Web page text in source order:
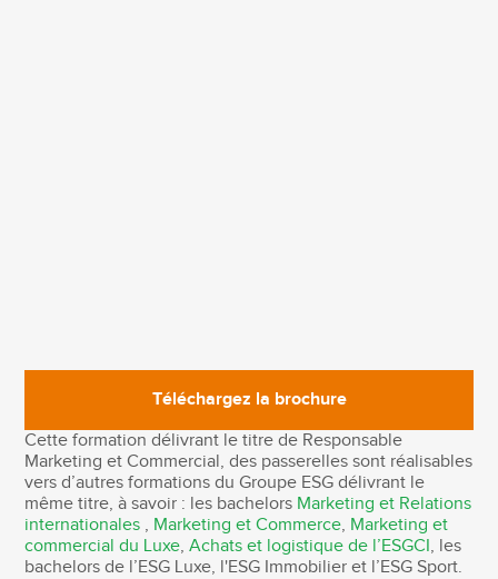
Téléchargez la brochure
Cette formation délivrant le titre de Responsable
Marketing et Commercial, des passerelles sont réalisables
vers d’autres formations du Groupe ESG délivrant le
même titre, à savoir : les bachelors Marketing et Relations
internationales , Marketing et Commerce, Marketing et
commercial du Luxe,Achats et logistique de l’ESGCI, les
bachelors de l’ESG Luxe, l'ESG Immobilier et l’ESG Sport.